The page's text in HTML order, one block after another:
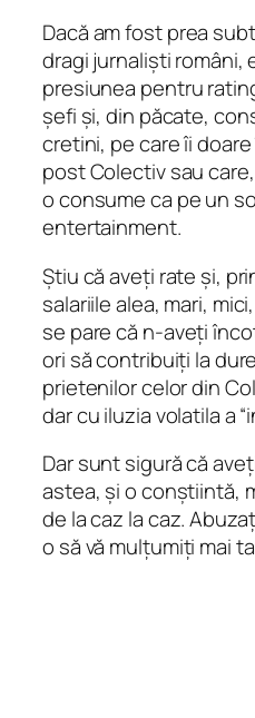
Dacă am fost prea
dragi jurnaliști români,
presiunea pentru
șefi și, din păcate,
cretini, pe care îi
post Colectiv sau
o consume ca pe un
entertainment.
Știu că aveți rate și,
salariile alea, mari,
se pare că n-aveți
ori să contribuiți la
prietenilor celor din
dar cu iluzia volatila a
Dar sunt sigură că
astea, și o conștiintă,
de la caz la caz.
o să vă mulțumiți mai